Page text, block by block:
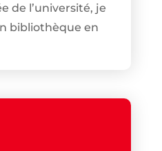
de l’université, je
bibliothèque en